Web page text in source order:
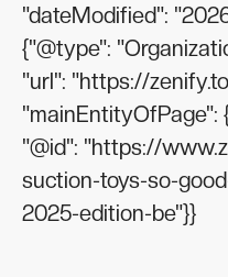
"dateModified":
{"@type":
"url": "https://
"mainEntityOfPage":
"@id": "https://
suction-toys-so-
2025-edition-be"}}